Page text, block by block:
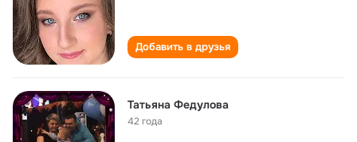
Добавить в друзья
Татьяна Федулова
42 года